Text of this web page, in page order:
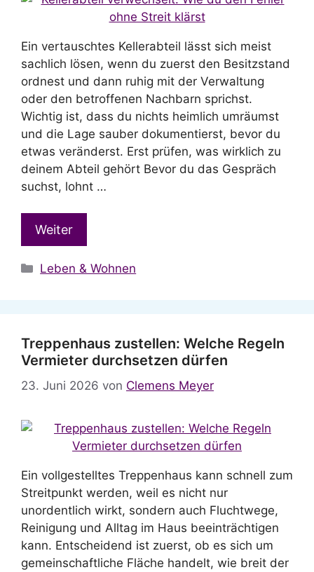
Ein vertauschtes Kellerabteil lässt sich meist
sachlich lösen, wenn du zuerst den Besitzstand
ordnest und dann ruhig mit der Verwaltung
oder den betroffenen Nachbarn sprichst.
Wichtig ist, dass du nichts heimlich umräumst
und die Lage sauber dokumentierst, bevor du
etwas veränderst. Erst prüfen, was wirklich zu
deinem Abteil gehört Bevor du das Gespräch
suchst, lohnt …
Weiter
Kategorien
Leben & Wohnen
Treppenhaus zustellen: Welche Regeln
Vermieter durchsetzen dürfen
23. Juni 2026 von Clemens Meyer
Ein vollgestelltes Treppenhaus kann schnell zum
Streitpunkt werden, weil es nicht nur
unordentlich wirkt, sondern auch Fluchtwege,
Reinigung und Alltag im Haus beeinträchtigen
kann. Entscheidend ist zuerst, ob es sich um
gemeinschaftliche Fläche handelt, wie breit der